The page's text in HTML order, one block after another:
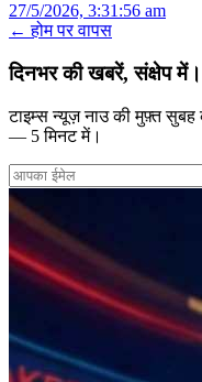
27/5/2026, 3:31:56 am
← होम पर वापस
दिनभर की खबरें, संक्षेप में।
टाइम्स न्यूज़ नाउ की मुफ़्त
— 5 मिनट में।